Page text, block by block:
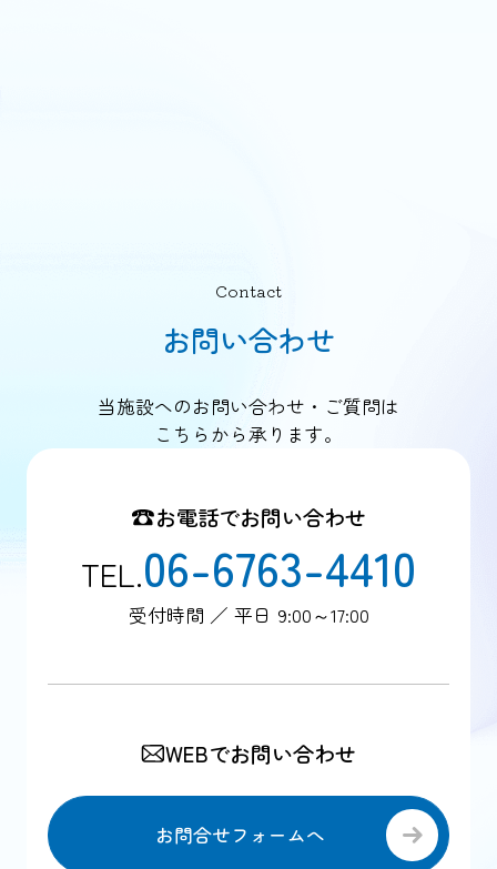
Contact
お問い合わせ
当施設へのお問い合わせ・ご質問は
こちらから承ります。
お電話でお問い合わせ
TEL.06-6763-4410
受付時間 ／ 平日 9:00～17:00
WEBでお問い合わせ
お問合せフォームへ